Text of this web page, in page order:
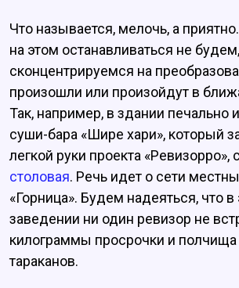
Что называется, мелочь, а
на этом останавливаться не
сконцентрируемся на
произошли или произойдут в
Так, например, в здании печально
суши-бара «Шире хари», который
легкой руки проекта «Ревизорро»,
столовая. Речь идет о сети
«Горница». Будем надеяться, что в
заведении ни один ревизор не
килограммы просрочки и
тараканов.